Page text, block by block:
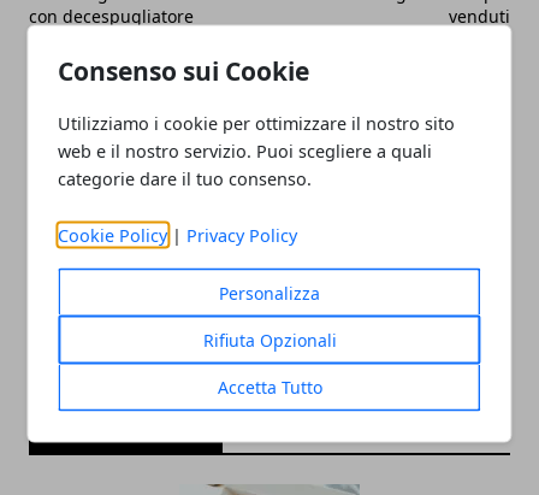
Consenso sui Cookie
Utilizziamo i cookie per ottimizzare il nostro sito
web e il nostro servizio. Puoi scegliere a quali
categorie dare il tuo consenso.
Cookie Policy | Privacy Policy
Personalizza
Rifiuta Opzionali
Accetta Tutto
con decespugliatore
venduti